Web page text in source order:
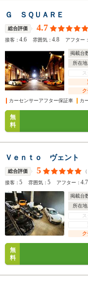
Ｇ ＳＱＵＡＲＥ
総合評価 4.7
接客：4.6 雰囲気：4.8 アフター
掲載台
所在地
ク
カーセンサーアフター保証車
カ
無
料
Ｖｅｎｔｏ ヴェント
総合評価 5
接客：5 雰囲気：5 アフター：4.7
掲載台
所在地
ク
無
料